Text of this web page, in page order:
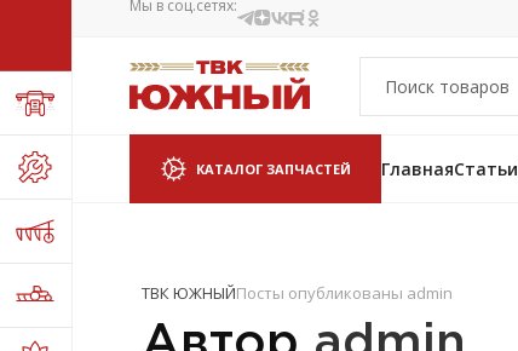
Мы в соц.сетях:
КАТАЛОГ ЗАПЧАСТЕЙ ГлавнаяСтатьи
ТВК ЮЖНЫЙПосты опубликованы admin